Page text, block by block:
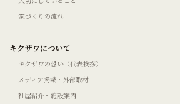
家づくりの流れ
キクザワについて
キクザワの想い（代表挨拶）
メディア掲載・外部取材
社屋紹介・施設案内